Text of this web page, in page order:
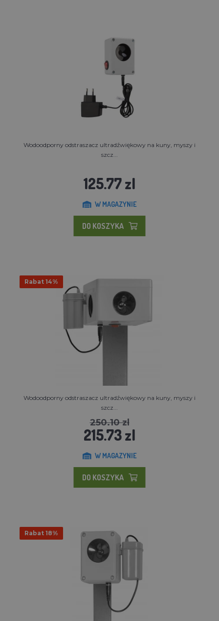
Wodoodporny odstraszacz ultradźwiękowy na kuny, myszy i
szcz...
125.77 zl
W MAGAZYNIE
DO KOSZYKA
Rabat 14%
Wodoodporny odstraszacz ultradźwiękowy na kuny, myszy i
szcz...
250.10 zl
215.73 zl
W MAGAZYNIE
DO KOSZYKA
Rabat 18%